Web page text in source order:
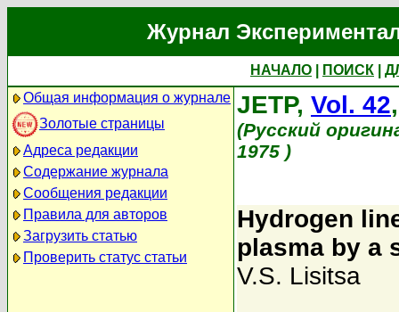
Журнал
НАЧАЛО ПОИСК
Общая информация о журнале
Золотые страницы
Адреса редакции
Содержание журнала
Сообщения редакции
Правила для авторов
Загрузить статью
Проверить статус статьи
JETP, Vol. 42
(Русский
1975 )
Hydrogen
plasma by a
V.S. Lisitsa